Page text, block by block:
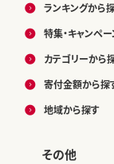
ランキングから
特集・キャンペー
カテゴリーから
寄付金額から探
地域から探す
その他